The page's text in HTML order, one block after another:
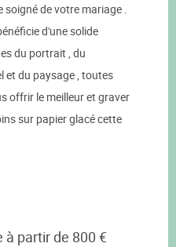
de votre mariage .
d'une solide
du portrait , du
et du paysage , toutes
offrir le meilleur et graver
sur papier glacé cette
à partir de 800 €